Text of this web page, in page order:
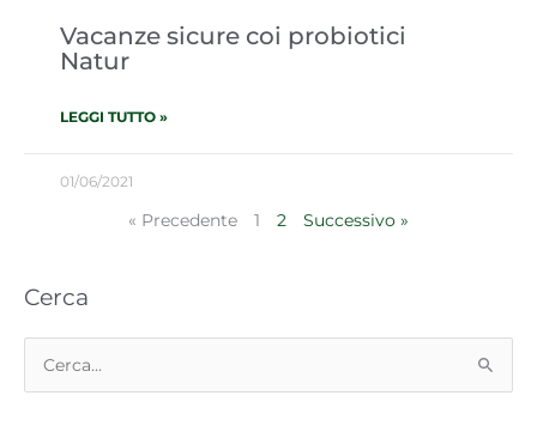
Vacanze sicure coi probiotici
Natur
LEGGI TUTTO »
01/06/2021
« Precedente 1 2 Successivo »
Cerca
Cerca: